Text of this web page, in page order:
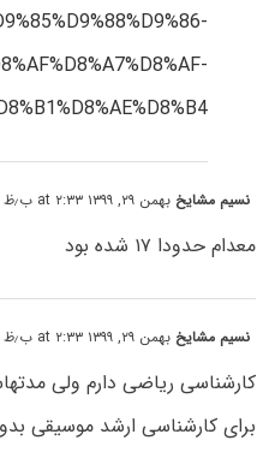
نسیم مشایخ بهمن ۲۹, ۱۳۹۹ at ۲:۳۳ ب٫ظ
معدام حدودا ۱۷ شده بود
نسیم مشایخ بهمن ۲۹, ۱۳۹۹ at ۲:۳۳ ب٫ظ
کارشناسی ریاضی دارم ولی
برای کارشناسی ارشد موسیقی